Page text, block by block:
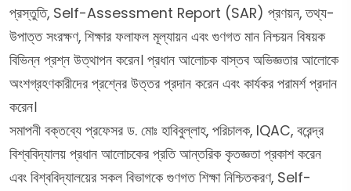
প্রস্তুতি, Self-Assessment Report (SAR) প্রণয়ন, তথ্য-
উপাত্ত সংরক্ষণ, শিক্ষার ফলাফল মূল্যায়ন এবং গুণগত মান নিশ্চয়ন বিষয়ক
বিভিন্ন প্রশ্ন উত্থাপন করেন। প্রধান আলোচক বাস্তব অভিজ্ঞতার আলোকে
অংশগ্রহণকারীদের প্রশ্নের উত্তর প্রদান করেন এবং কার্যকর পরামর্শ প্রদান
করেন।
সমাপনী বক্তব্যে প্রফেসর ড. মোঃ হাবিবুল্লাহ, পরিচালক, IQAC, বরেন্দ্র
বিশ্ববিদ্যালয় প্রধান আলোচকের প্রতি আন্তরিক কৃতজ্ঞতা প্রকাশ করেন
এবং বিশ্ববিদ্যালয়ের সকল বিভাগকে গুণগত শিক্ষা নিশ্চিতকরণ, Self-